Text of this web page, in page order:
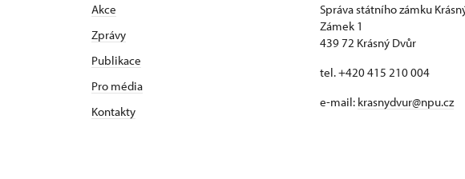
Akce
Zprávy
Publikace
Pro média
Kontakty
Správa státního zámku
Zámek 1
439 72 Krásný Dvůr
tel. +420 415 210 004
e-mail: krasnydvur@npu.cz